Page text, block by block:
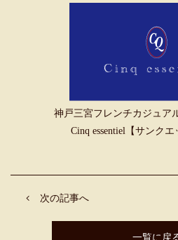
神戸三宮フレンチカジュア
Cinq essentiel【サンクエ
次の記事へ
一覧に戻